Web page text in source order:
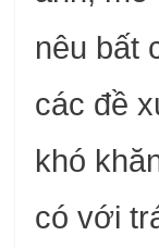
nêu bất
các đề
khó
có với